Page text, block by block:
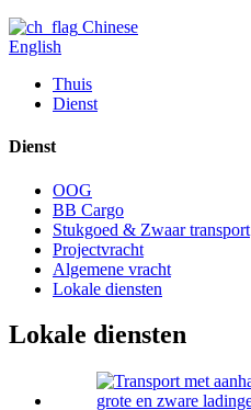
Chinese
English
Thuis
Dienst
Dienst
OOG
BB Cargo
Stukgoed & Zwaar transport
Projectvracht
Algemene vracht
Lokale diensten
Lokale diensten